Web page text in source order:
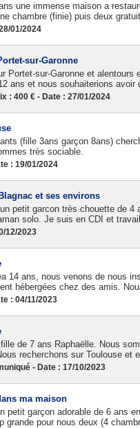
une immense maison a
chambre (finie) puis deux
01/2024
sur-Garonne
Portet-sur-Garonne et alentours
ans et nous souhaiterions avoir
: 400 € - Date : 27/01/2024
(fille 3ans garçon 8ans)
très sociable.
: 19/01/2024
et ses environs
petit garcon très chouette de 4
solo. Je suis en CDI et
12/2023
14 ans, nous venons de nous
hébergées chez des amis.
: 04/11/2023
de 7 ans Raphaëlle. Nous
recherchons sur Toulouse et
- Date : 17/10/2023
ma maison
petit garçon adorable de 6 ans
grande pour nous deux (4